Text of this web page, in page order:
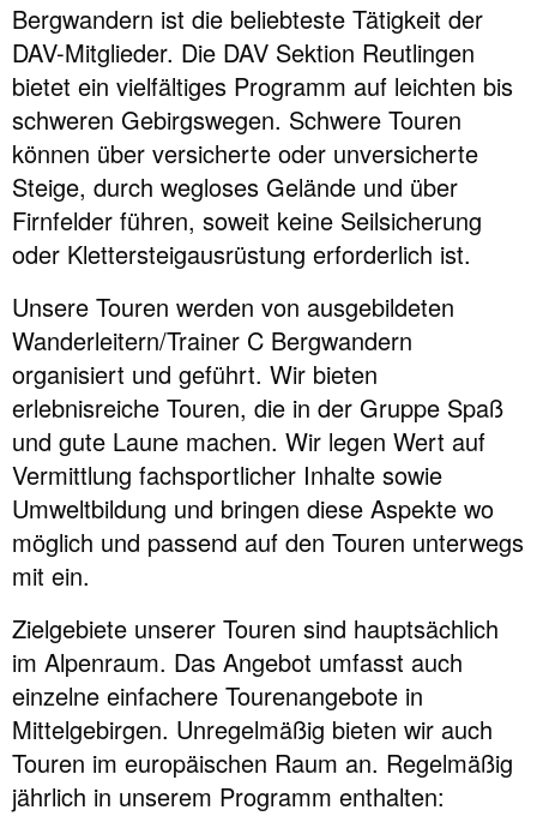
Bergwandern ist die beliebteste Tätigkeit der
DAV-Mitglieder. Die DAV Sektion Reutlingen
bietet ein vielfältiges Programm auf leichten bis
schweren Gebirgswegen. Schwere Touren
können über versicherte oder unversicherte
Steige, durch wegloses Gelände und über
Firnfelder führen, soweit keine Seilsicherung
oder Klettersteigausrüstung erforderlich ist.
Unsere Touren werden von ausgebildeten
Wanderleitern/Trainer C Bergwandern
organisiert und geführt. Wir bieten
erlebnisreiche Touren, die in der Gruppe Spaß
und gute Laune machen. Wir legen Wert auf
Vermittlung fachsportlicher Inhalte sowie
Umweltbildung und bringen diese Aspekte wo
möglich und passend auf den Touren unterwegs
mit ein.
Zielgebiete unserer Touren sind hauptsächlich
im Alpenraum. Das Angebot umfasst auch
einzelne einfachere Tourenangebote in
Mittelgebirgen. Unregelmäßig bieten wir auch
Touren im europäischen Raum an. Regelmäßig
jährlich in unserem Programm enthalten: